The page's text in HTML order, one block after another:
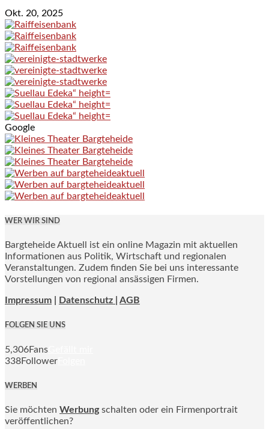
Okt. 20, 2025
Google
WER WIR SIND
Bargteheide Aktuell ist ein online Magazin mit aktuellen
Informationen aus Politik, Wirtschaft und regionalen
Veranstaltungen. Zudem finden Sie bei uns interessante
Vorstellungen von regional ansässigen Firmen.
Impressum Datenschutz | AGB
FOLGEN SIE UNS
5,306Fans
338Follower
WERBEN
Sie möchten Werbung schalten oder ein Firmenportrait
veröffentlichen?